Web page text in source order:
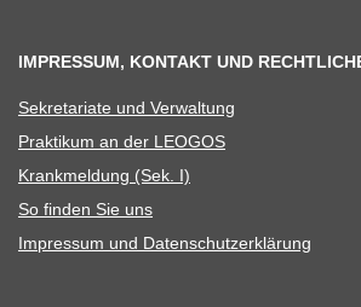
IMPRESSUM, KONTAKT UND
Sekre­ta­riate und Verwaltung
Prak­ti­kum an der LEOGOS
Krank­mel­dung (Sek. I)
So fin­den Sie uns
Impres­sum und Datenschutzerklärung